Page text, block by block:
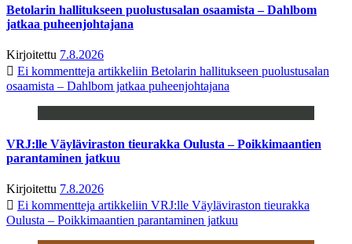
Betolarin hallitukseen puolustusalan osaamista – Dahlbom
jatkaa puheenjohtajana
Kirjoitettu 7.8.2026
Ei kommentteja artikkeliin Betolarin hallitukseen puolustusalan
osaamista – Dahlbom jatkaa puheenjohtajana
VRJ:lle Väyläviraston tieurakka Oulusta – Poikkimaantien
parantaminen jatkuu
Kirjoitettu 7.8.2026
Ei kommentteja artikkeliin VRJ:lle Väyläviraston tieurakka
Oulusta – Poikkimaantien parantaminen jatkuu